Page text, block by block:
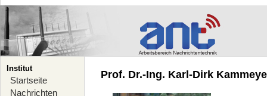
Institut
Startseite
Nachrichten
Prof. Dr.-Ing. Karl-Dirk